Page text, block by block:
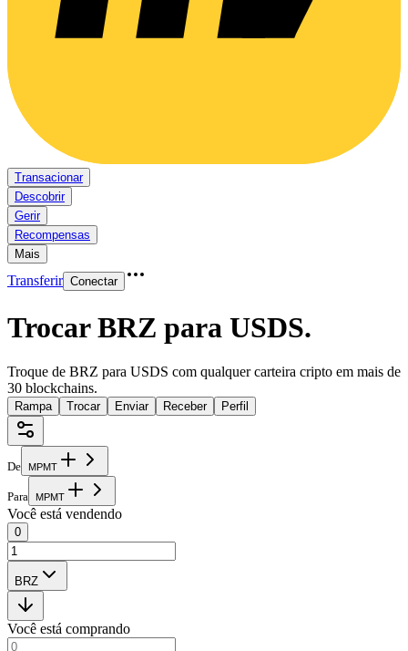
Transacionar
Descobrir
Gerir
Recompensas
Mais
Transferir Conectar
Trocar BRZ para USDS.
Troque de BRZ para USDS com qualquer carteira cripto em mais de
30 blockchains.
Rampa Trocar Enviar Receber Perfil
De MPMT
Para MPMT
Você está vendendo
0
BRZ
Você está comprando